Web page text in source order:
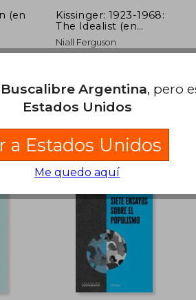
$ 48.300
$ 43.470
10%
dcto.
$
(en
Kissinger: 1923-1968:
The Idealist (en
Inglés)
Niall Ferguson
Buscalibre Argentina, pero
Estados Unidos
a Estados Unidos
Me quedo aquí